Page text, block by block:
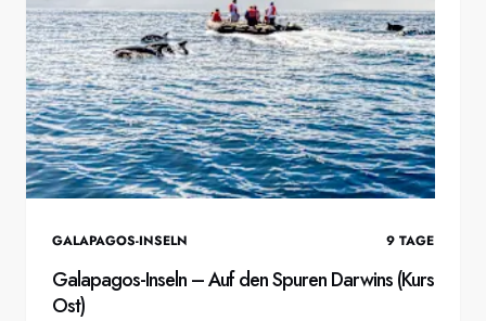
GALAPAGOS-INSELN 9 TAGE
Galapagos-Inseln – Auf den Spuren Darwins (Kurs
Ost)